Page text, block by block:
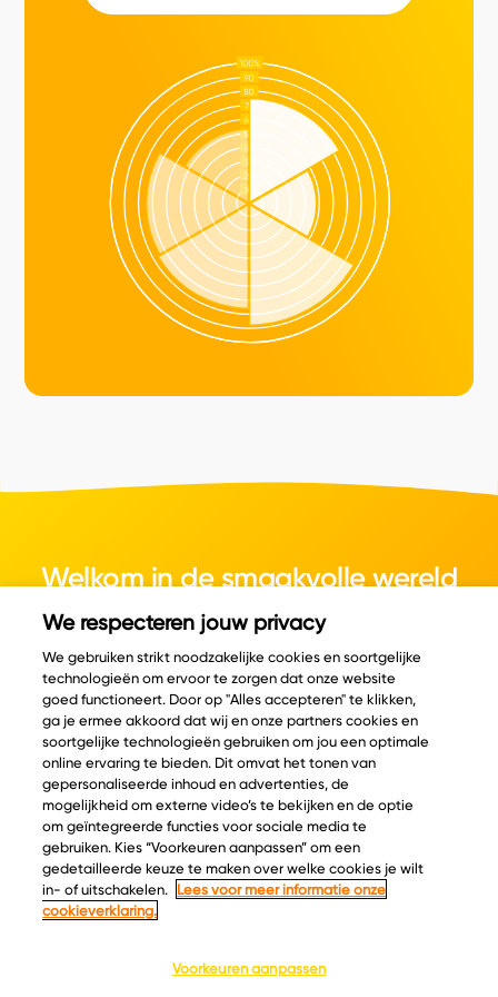
Welkom in de smaakvolle wereld
van kaas.
© Copyright 2026 Velder
Inspiratie
Kaascatalogus
Recepten
Kaasplankjes
Blog
Informatie
Over ons
Ontdek
Keurmerken
We respecteren jouw privacy
We gebruiken strikt noodzakelijke cookies en soortgelijke
technologieën om ervoor te zorgen dat onze website
goed functioneert. Door op "Alles accepteren" te klikken,
ga je ermee akkoord dat wij en onze partners cookies en
soortgelijke technologieën gebruiken om jou een optimale
online ervaring te bieden. Dit omvat het tonen van
gepersonaliseerde inhoud en advertenties, de
mogelijkheid om externe video’s te bekijken en de optie
om geïntegreerde functies voor sociale media te
gebruiken. Kies “Voorkeuren aanpassen” om een
gedetailleerde keuze te maken over welke cookies je wilt
in- of uitschakelen.
Lees voor meer informatie onze
cookieverklaring.
Voorkeuren aanpassen